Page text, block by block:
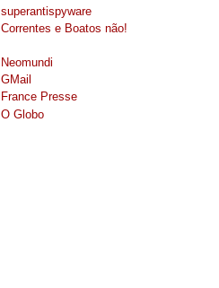
superantispyware
Correntes e Boatos não!
Neomundi
GMail
France Presse
O Globo